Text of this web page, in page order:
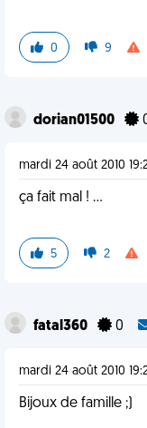
0 9
dorian01500
mardi 24 août 2010
ça fait mal ! ...
5 2
fatal360 0
mardi 24 août 2010
Bijoux de famille ;)